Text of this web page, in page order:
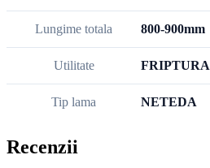
Lungime totala 800-900mm
Utilitate FRIPTURA
Tip lama NETEDA
Recenzii